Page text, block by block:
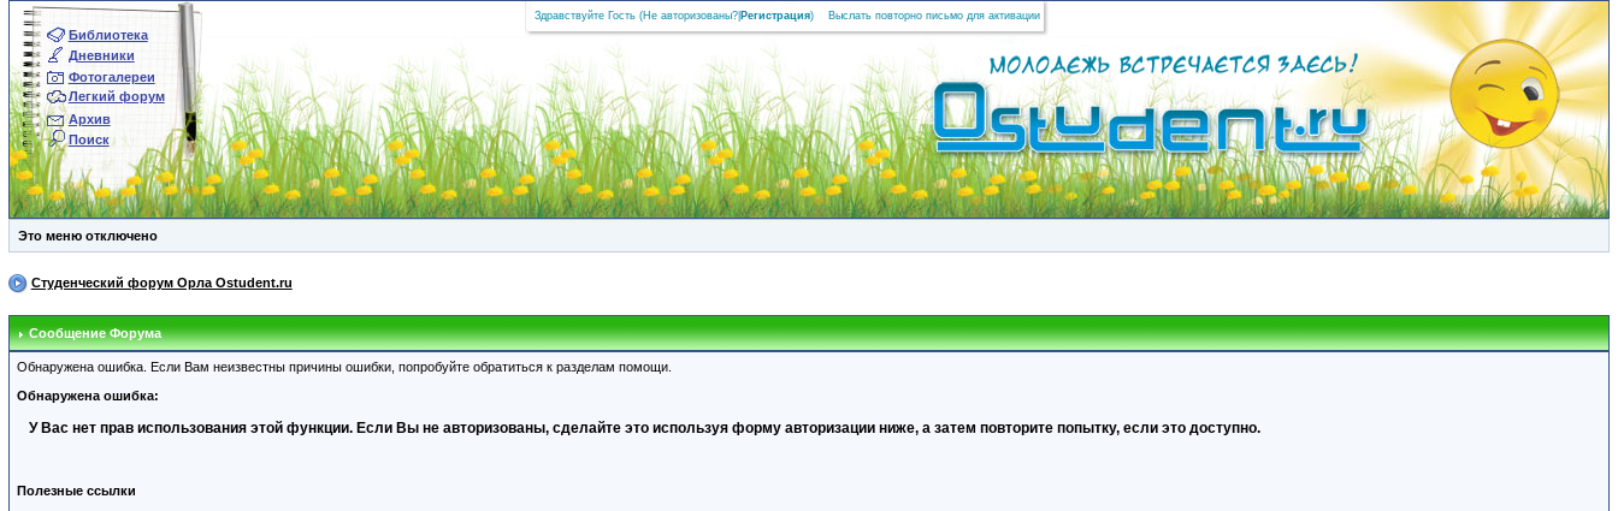
Библиотека
Дневники
Фотогалереи
Легкий форум
Архив
Поиск
Здравствуйте Гость (Не авторизованы? Регистрация) Выслать повторно письмо для активации
Это меню отключено
Студенческий форум Орла Ostudent.ru
Сообщение Форума
Обнаружена ошибка. Если Вам неизвестны причины ошибки, попробуйте обратиться к разделам помощи.
Обнаружена ошибка:
У Вас нет прав использования этой функции. Если Вы не авторизованы, сделайте это используя форму авторизации ниже, а затем повторите попытку, если это доступно.
Полезные ссылки